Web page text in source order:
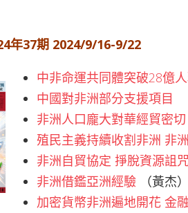
年37期 2024/9/16-9/22
中非命運共同體突破28億
中國對非洲部分支援項目
非洲人口龐大對華經貿密切
殖民主義持續收割非洲 非
非洲自貿協定 掙脫資源詛
非洲借鑑亞洲經驗 （黃杰）
加密貨幣非洲遍地開花 金